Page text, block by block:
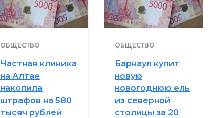
ОБЩЕСТВО
Частная клиника
на Алтае
накопила
штрафов на 580
тысяч рублей
ОБЩЕСТВО
Барнаул купит
новую
новогоднюю ель
из северной
столицы за 20